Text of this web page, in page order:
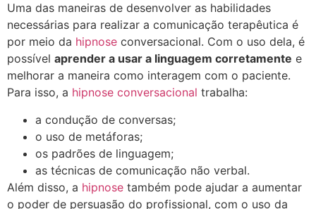
Uma das maneiras de desenvolver as habilidades
necessárias para realizar a comunicação terapêutica é
por meio da hipnose conversacional. Com o uso dela, é
possível aprender a usar a linguagem corretamente e
melhorar a maneira como interagem com o paciente.
Para isso, a hipnose conversacional trabalha:
a condução de conversas;
o uso de metáforas;
os padrões de linguagem;
as técnicas de comunicação não verbal.
Além disso, a hipnose também pode ajudar a aumentar
o poder de persuasão do profissional, com o uso da